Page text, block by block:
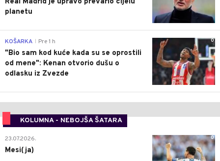
planetu
0
KOŠARKA Pre 1 h
"Bio sam kod kuće kada su se oprostili
od mene": Kenan otvorio dušu o
odlasku iz Zvezde
KOLUMNA - NEBOJŠA ŠATARA
0
23.07.2026.
Mesi(ja)